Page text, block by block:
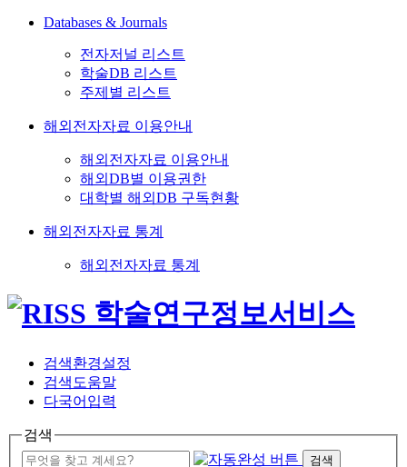
Databases & Journals
전자저널 리스트
학술DB 리스트
주제별 리스트
해외전자자료 이용안내
해외전자자료 이용안내
해외DB별 이용권한
대학별 해외DB 구독현황
해외전자자료 통계
해외전자자료 통계
검색환경설정
검색도움말
다국어입력
검색
검색